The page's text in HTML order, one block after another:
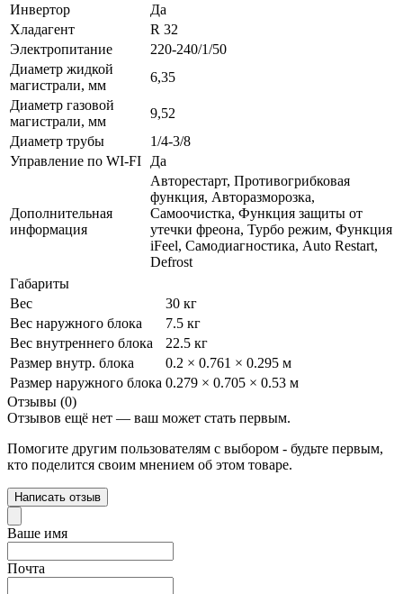
Инвертор
Да
Хладагент
R 32
Электропитание
220-240/1/50
Диаметр жидкой
магистрали, мм
6,35
Диаметр газовой
магистрали, мм
9,52
Диаметр трубы
1/4-3/8
Управление по WI-FI
Да
Дополнительная
информация
Авторестарт, Противогрибковая
функция, Авторазморозка,
Самоочистка, Функция защиты от
утечки фреона, Турбо режим, Функция
iFeel, Самодиагностика, Auto Restart,
Defrost
Габариты
Вес
30 кг
Вес наружного блока
7.5 кг
Вес внутреннего блока
22.5 кг
Размер внутр. блока
0.2 × 0.761 × 0.295 м
Размер наружного блока 0.279 × 0.705 × 0.53 м
Отзывы (0)
Отзывов ещё нет — ваш может стать первым.
Помогите другим пользователям с выбором - будьте первым,
кто поделится своим мнением об этом товаре.
Написать отзыв
Ваше имя
Почта